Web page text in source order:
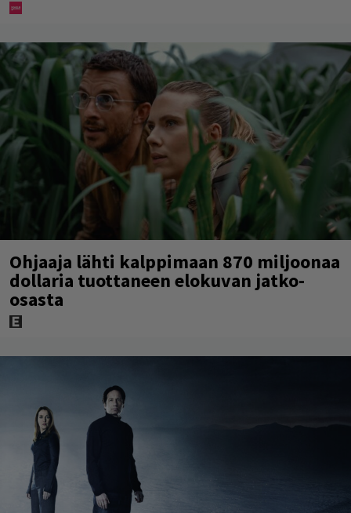
Ohjaaja lähti kalppimaan 870 miljoonaa
dollaria tuottaneen elokuvan jatko-
osasta